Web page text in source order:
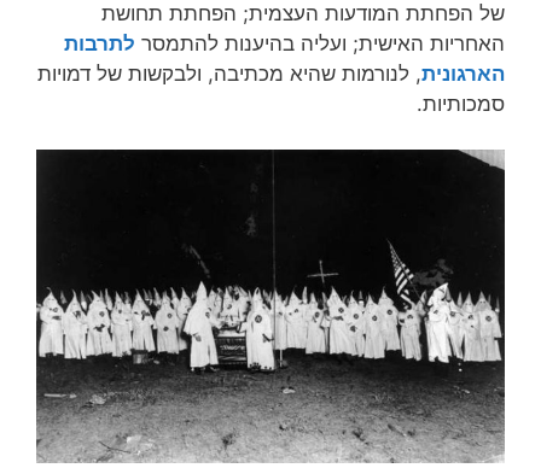
של הפחתת המודעות העצמית; הפחתת תחושת
האחריות האישית; ועליה בהיענות להתמסר לתרבות
הארגונית, לנורמות שהיא מכתיבה, ולבקשות של דמויות
סמכותיות.